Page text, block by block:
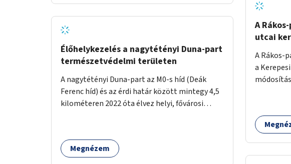
Élőhelykezelés a nagytétényi Duna-part
természetvédelmi területen
A nagytétényi Duna-part az M0-s híd (Deák
Ferenc híd) és az érdi határ között mintegy 4,5
kilométeren 2022 óta élvez helyi, fővárosi
fajok ritkítását, visszaszorítását.
Megnézem
A
utcai
A Rákos-
a